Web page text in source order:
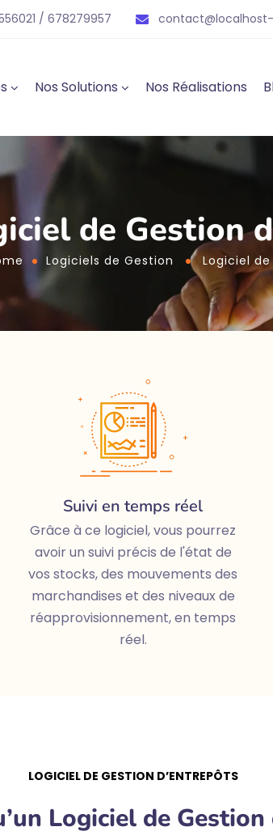
/ 678279957
Nos Solutions Nos Réalisations
de Gestion
Logiciels de Gestion Logiciel de
Suivi en temps réel
Grâce à ce logiciel, vous pourrez
avoir un suivi précis de l'état de
vos stocks, des mouvements des
marchandises et des niveaux de
réapprovisionnement, en temps
réel.
LOGICIEL DE GESTION D’ENTREPÔTS
Logiciel de